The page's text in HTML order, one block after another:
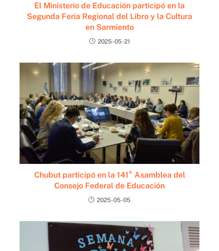
El Ministerio de Educación participó en la
Segunda Feria Regional del Libro y la Cultura
en Sarmiento
2025-05-21
Chubut participó en la 141° Asamblea del
Consejo Federal de Educación
2025-05-05